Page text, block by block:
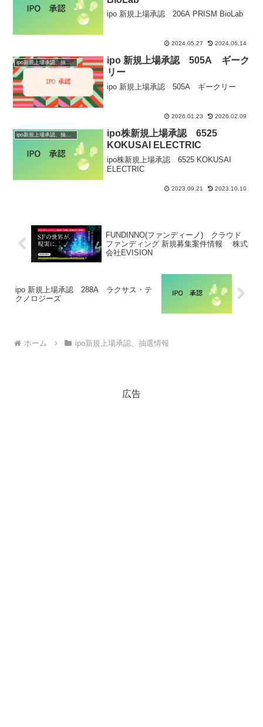
ipo 新規上場承認 206A PRISM BioLab
2024.05.27 2024.06.14
ipo新規上場承認、抽選情報
ipo 新規上場承認 505A ギーク
リー
ipo 新規上場承認 505A ギークリー
2026.01.23 2026.02.09
ipo新規上場承認、抽選情報
ipo株新規上場承認 6525
KOKUSAI ELECTRIC
ipo株新規上場承認 6525 KOKUSAI
ELECTRIC
2023.09.21 2023.10.10
FUNDINNO(ファンディーノ) クラウド
ファンディング 新規募集案件情報 株式
会社EVISION
ipo 新規上場承認 288A ラクサス・テ
クノロジーズ
ホーム ipo新規上場承認、抽選情報
広告